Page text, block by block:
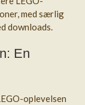
med særlig
downloads.
En
oplevelsen